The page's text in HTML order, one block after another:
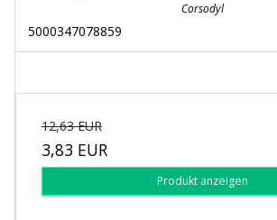
Corsodyl
5000347078859
12,63 EUR
3,83 EUR
Produkt anzeigen